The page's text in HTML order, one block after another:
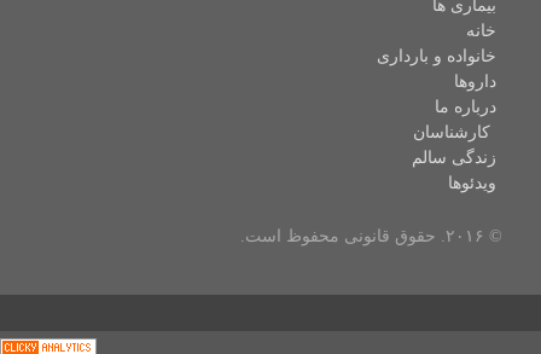
بیماری ها
خانه
خانواده و بارداری
داروها
درباره ما
کارشناسان
زندگی سالم
ویدئوها
© ۲۰۱۶. حقوق قانونی محفوظ است.